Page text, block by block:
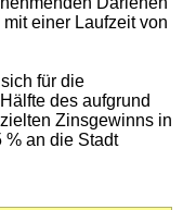
einer Laufzeit von
für die
des aufgrund
Zinsgewinns in
% an die Stadt